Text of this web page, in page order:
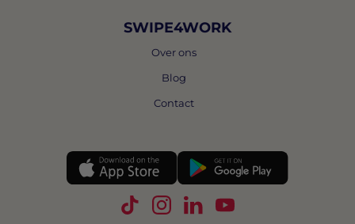
SWIPE4WORK
Over ons
Blog
Contact
Volg Swipe4Work op TikTok
Volg Swipe4Work op
Volg Swipe4Work op
Volg Swipe4Work